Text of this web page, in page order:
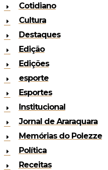
Cotidiano
Cultura
Destaques
Edição
Edições
esporte
Esportes
Institucional
Jornal de Araraquara
Memórias do Polezze
Política
Receitas